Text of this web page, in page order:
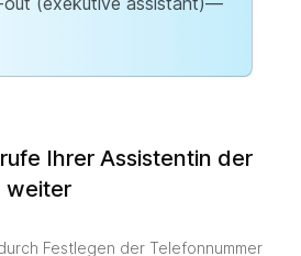
Ihrer Assistentin der
weiter
Festlegen der Telefonnummer